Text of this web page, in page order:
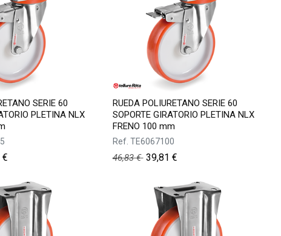
SERIE 60
PLETINA NLX
€
RUEDA POLIURETANO SERIE 60
SOPORTE GIRATORIO PLETINA NLX
FRENO 100 mm
Ref. TE6067100
46,83€ 39,81 €